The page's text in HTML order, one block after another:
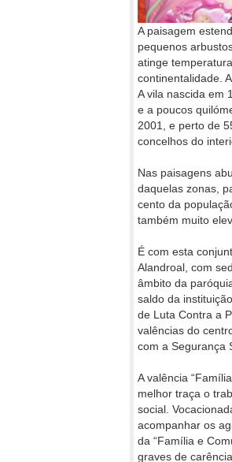
A paisagem
pequenos
atinge
continentalidade.
A vila nascida em
e a poucos
2001, e perto de
concelhos do
Nas paisagens
daquelas zonas,
cento da
também muito
É com esta
Alandroal, com
âmbito da
saldo da
de Luta Contra a
valências do
com a Segurança
A valência
melhor traça o
social.
acompanhar os
da “Família e
graves de